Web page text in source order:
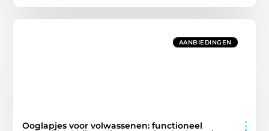
AANBIEDINGEN
Ooglapjes voor volwassenen: functioneel